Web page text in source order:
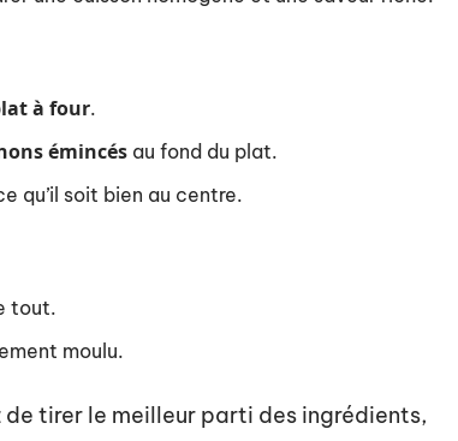
à four.
émincés au fond du plat.
qu’il soit bien au centre.
tout.
moulu.
tirer le meilleur parti des ingrédients,